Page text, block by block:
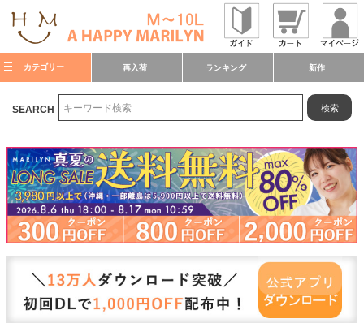
カテゴリー 再入荷 ランキング 新作
SEARCH 検索